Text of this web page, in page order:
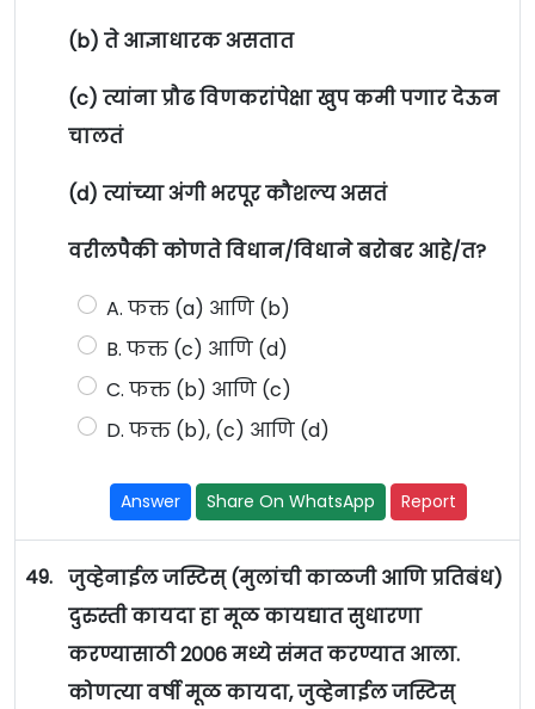
(b) ते आज्ञाधारक असतात
(c) त्यांना प्रौढ विणकरांपेक्षा खुप कमी पगार देऊन
चालतं
(d) त्यांच्या अंगी भरपूर कौशल्य असतं
वरीलपैकी कोणते विधान/विधाने बरोबर आहे/त?
A. फक्त (a) आणि (b)
B. फक्त (c) आणि (d)
C. फक्त (b) आणि (c)
D. फक्त (b), (c) आणि (d)
Answer Share On WhatsApp Report
49. जुव्हेनाईल जस्टिस् (मुलांची काळजी आणि प्रतिबंध)
दुरुस्ती कायदा हा मूळ कायद्यात सुधारणा
करण्यासाठी 2006 मध्ये संमत करण्यात आला.
कोणत्या वर्षी मूळ कायदा, जुव्हेनाईल जस्टिस्